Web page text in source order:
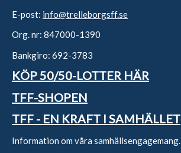
E-post: info@trelleborgsff.se
Org. nr: 847000-1390
Bankgiro: 692-3783
KÖP 50/50-LOTTER HÄR
TFF-SHOPEN
TFF - EN KRAFT I SAMHÄLLET
Information om våra samhällsengagemang.